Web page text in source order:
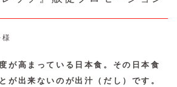
が高まっている日本食。その日本食
が出来ないのが出汁（だし）です。